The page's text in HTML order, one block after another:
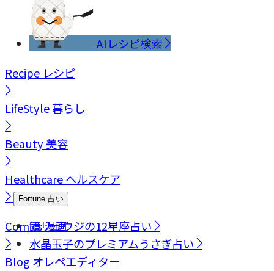
AIレシピ検索
Recipe レシピ
LifeStyle暮らし
Beauty美容
Healthcareヘルスケア
Fortune 占い
鏡リュウジの12星座占い
水晶玉子のプレミアムうさぎ占い
Comics漫画
Blog オレペエディター